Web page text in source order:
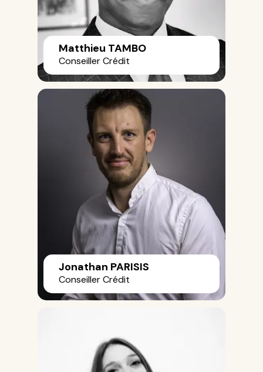
Matthieu TAMBO
Conseiller Crédit
Jonathan PARISIS
Conseiller Crédit